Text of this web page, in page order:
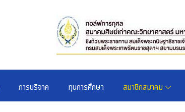
การบริจาค ทุนการศึกษา สมาชิกสมาคม